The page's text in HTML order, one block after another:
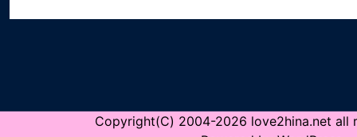
Copyright(C) 2004-2026 love2hina.net all